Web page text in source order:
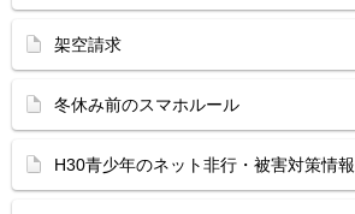
架空請求
冬休み前のスマホルール
H30青少年のネット非行・被害対策情報